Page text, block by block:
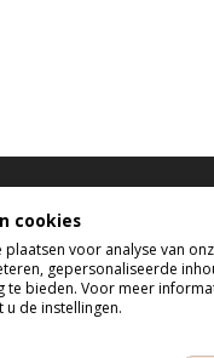
bereikbaar
9:00 uur en 17:00 uur
9:00 uur en 12:00 uur
cookies
plaatsen voor analyse van
gepersonaliseerde
te bieden. Voor meer
u de instellingen.